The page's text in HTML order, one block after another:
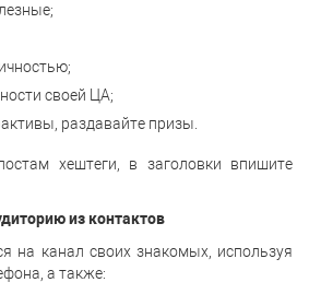
своей ЦА;
раздавайте призы.
хештеги, в заголовки впишите
из контактов
на канал своих знакомых, используя
а также: